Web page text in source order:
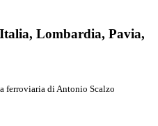
Lombardia, Pavia,
ferroviaria di Antonio Scalzo